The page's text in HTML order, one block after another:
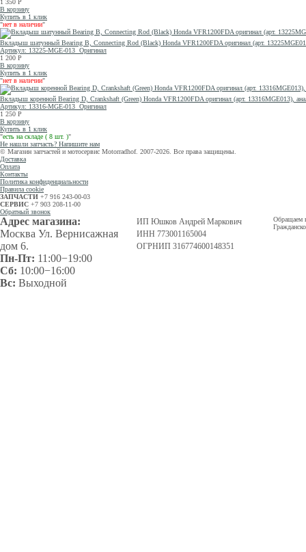
1 350 Р
В корзину
Купить в 1 клик
"нет в наличии"
Вкладыш шатунный Bearing B, Connecting Rod (Black) Honda VFR1200FDA оригинал (арт.
Артикул: 13225-MGE-013 Оригинал
1 200 Р
В корзину
Купить в 1 клик
"нет в наличии"
Вкладыш коренной Bearing D, Crankshaft (Green) Honda VFR1200FDA оригинал (арт. 13316MGE013),
Артикул: 13316-MGE-013 Оригинал
1 250 Р
В корзину
Купить в 1 клик
"есть на складе ( 8 шт. )"
Не нашли запчасть? Напишите нам
© Магазин запчастей и мотосервис Motorradhof. 2007-2026. Все права защищены.
Доставка
Оплата
Контакты
Политика конфиденциальности
Правила cookie
ЗАПЧАСТИ +7 916 243-00-03
СЕРВИС +7 903 208-11-00
Обратный звонок
Адрес магазина:
Москва Ул. Вернисажная
дом 6.
Пн-Пт: 11:00−19:00
Сб: 10:00−16:00
Вс: Выходной
ИП Юшков Андрей Маркович
ИНН 773001165004
ОГРНИП 316774600148351
Обращаем